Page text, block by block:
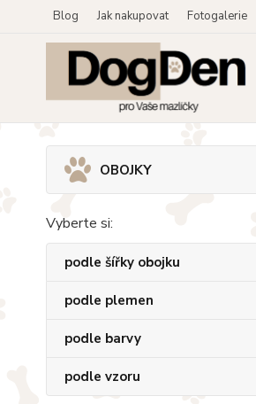
Blog Jak nakupovat Fotogalerie
OBOJKY
Vyberte si:
podle šířky obojku
podle plemen
podle barvy
podle vzoru